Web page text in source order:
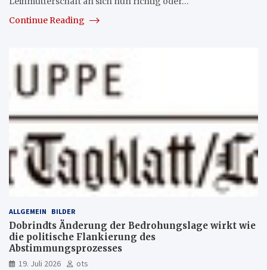
Continue Reading
ALLGEMEIN BILDER
Dobrindts Änderung der Bedrohungslage wirkt wie
die politische Flankierung des
Abstimmungsprozesses
19. Juli 2026
ots